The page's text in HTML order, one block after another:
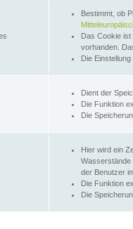
Bestimmt, ob
Das Cookie
vorhanden.
Die Einstellung
Dient der
Die Funktion
Die
Hier wird ein
Wasserstände
der Benutzer
Die Funktion
Die